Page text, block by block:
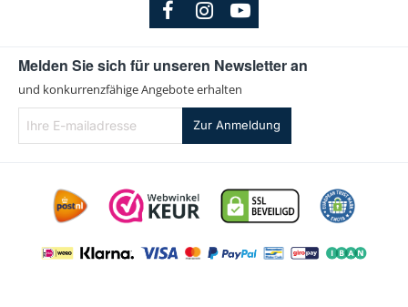
Melden Sie sich für unseren Newsletter an
und konkurrenzfähige Angebote erhalten
E-
mailadresse
Zur Anmeldung